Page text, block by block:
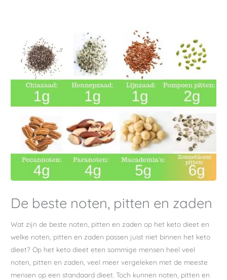
De beste noten, pitten en zaden
Wat zijn de beste noten, pitten en zaden op het keto dieet en
welke noten, pitten en zaden passen juist niet binnen het keto
dieet? Op het keto dieet eten sommige mensen heel veel
noten, pitten en zaden, veel meer vergeleken met de meeste
mensen op een standaard dieet. Toch kunnen noten, pitten en